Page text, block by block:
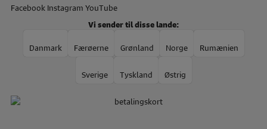
Facebook Instagram YouTube
Vi sender til disse lande:
Danmark Færøerne Grønland Norge Rumænien
Sverige Tyskland Østrig